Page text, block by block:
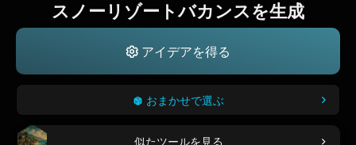
スノーリゾートバカンスを生成
アイデアを得る
おまかせで選ぶ
似たツールを見る